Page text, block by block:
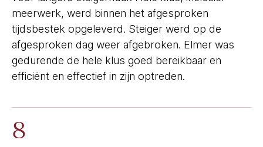
meerwerk, werd binnen het afgesproken
tijdsbestek opgeleverd. Steiger werd op de
afgesproken dag weer afgebroken. Elmer was
gedurende de hele klus goed bereikbaar en
efficiënt en effectief in zijn optreden.
8